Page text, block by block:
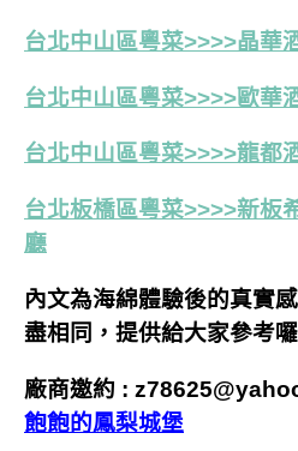
台北中山區粵菜>>>>晶華
台北中山區粵菜>>>>歐華
台北中山區粵菜>>>>龍都
台北板橋區粵菜>>>>新板
廳
內文為海綿體驗後的真實
盡相同，提供給大家參考囉
廠商邀約 :
飽飽的鳳梨城堡